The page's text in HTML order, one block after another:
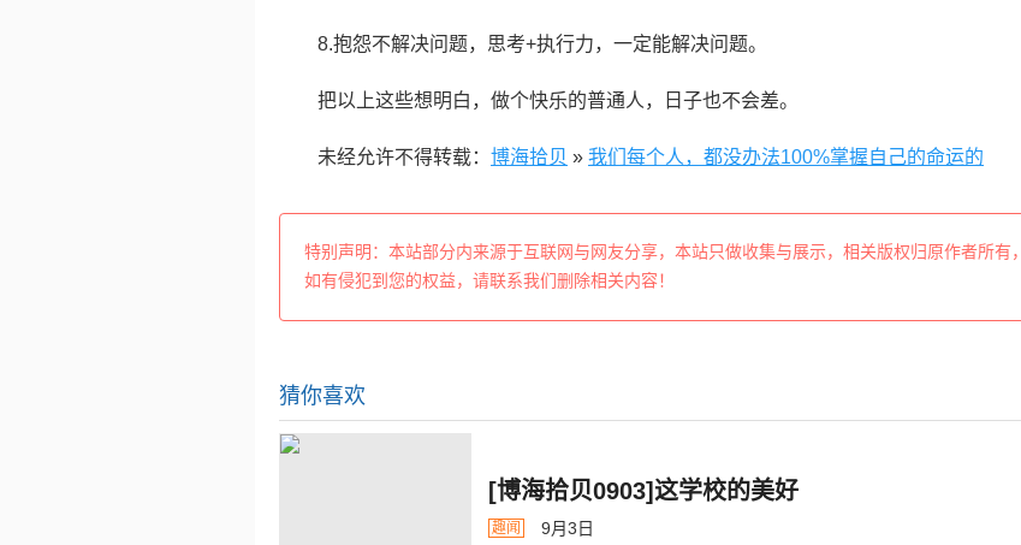
8.抱怨不解决问题，思考+执行力，一定能解决问题。
把以上这些想明白，做个快乐的普通人，日子也不会差。
未经允许不得转载： 博海拾贝 » 我们每个人，都没办法100%掌握自己的命运的
特别声明：本站部分内来源于互联网与网友分享，本站只做收集与展示，相关版权归原作者所有，
如有侵犯到您的权益，请联系我们删除相关内容！
猜你喜欢
[博海拾贝0903]这学校的美好
趣闻 9月3日